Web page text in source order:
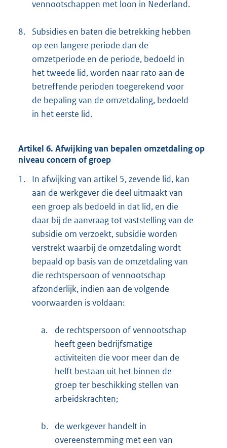
vennootschappen met loon in Nederland.
8.
Subsidies en baten die betrekking hebben
op een langere periode dan de
omzetperiode en de periode, bedoeld in
het tweede lid, worden naar rato aan de
betreffende perioden toegerekend voor
de bepaling van de omzetdaling, bedoeld
in het eerste lid.
Artikel 6. Afwijking van bepalen omzetdaling op
niveau concern of groep
1.
In afwijking van artikel 5, zevende lid, kan
aan de werkgever die deel uitmaakt van
een groep als bedoeld in dat lid, en die
daar bij de aanvraag tot vaststelling van de
subsidie om verzoekt, subsidie worden
verstrekt waarbij de omzetdaling wordt
bepaald op basis van de omzetdaling van
die rechtspersoon of vennootschap
afzonderlijk, indien aan de volgende
voorwaarden is voldaan:
a.
de rechtspersoon of vennootschap
heeft geen bedrijfsmatige
activiteiten die voor meer dan de
helft bestaan uit het binnen de
groep ter beschikking stellen van
arbeidskrachten;
b.
de werkgever handelt in
overeenstemming met een van